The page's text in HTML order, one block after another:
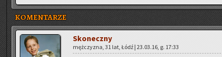
KOMENTARZE
Sko­necz­ny
męż­czy­zna, 31 lat, Łódź | 23.03.16, g. 17:33